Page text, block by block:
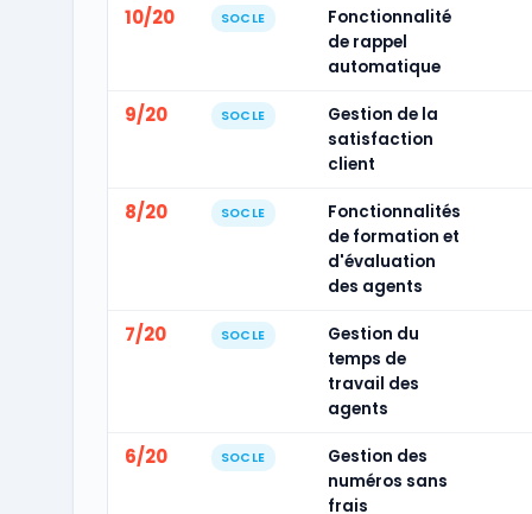
10/20 SOCLE
Fonctionnalité
de rappel
automatique
9/20 SOCLE
Gestion de la
satisfaction
client
8/20 SOCLE
Fonctionnalités
de formation et
d'évaluation
des agents
7/20 SOCLE
Gestion du
temps de
travail des
agents
6/20 SOCLE
Gestion des
numéros sans
frais